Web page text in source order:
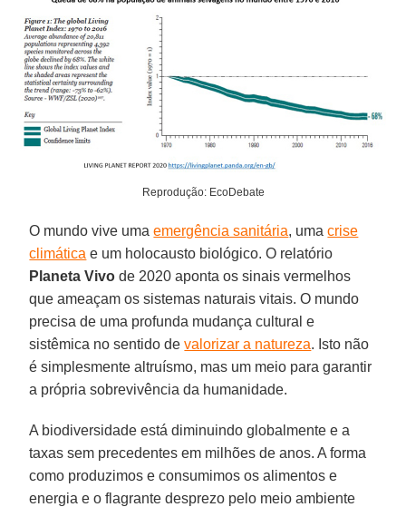
Reprodução: EcoDebate
O mundo vive umaemergência sanitária, umacrise
climática e um holocausto biológico. O relatório
Planeta Vivo de 2020 aponta os sinais vermelhos
que ameaçam os sistemas naturais vitais. O mundo
precisa de uma profunda mudança cultural e
sistêmica no sentido devalorizar a natureza. Isto não
é simplesmente altruísmo, mas um meio para garantir
a própria sobrevivência da humanidade.
A biodiversidade está diminuindo globalmente e a
taxas sem precedentes em milhões de anos. A forma
como produzimos e consumimos os alimentos e
energia e o flagrante desprezo pelo meio ambiente